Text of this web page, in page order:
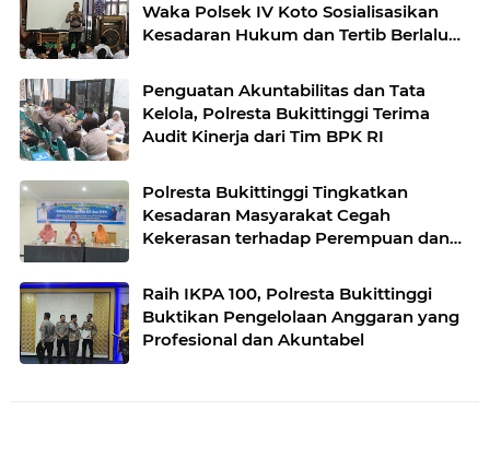
Waka Polsek IV Koto Sosialisasikan
Kesadaran Hukum dan Tertib Berlalu
Penguatan Akuntabilitas dan Tata
Kelola, Polresta Bukittinggi Terima
Audit Kinerja dari Tim BPK RI
Polresta Bukittinggi Tingkatkan
Kesadaran Masyarakat Cegah
Kekerasan terhadap Perempuan dan
Raih IKPA 100, Polresta Bukittinggi
Buktikan Pengelolaan Anggaran yang
Profesional dan Akuntabel